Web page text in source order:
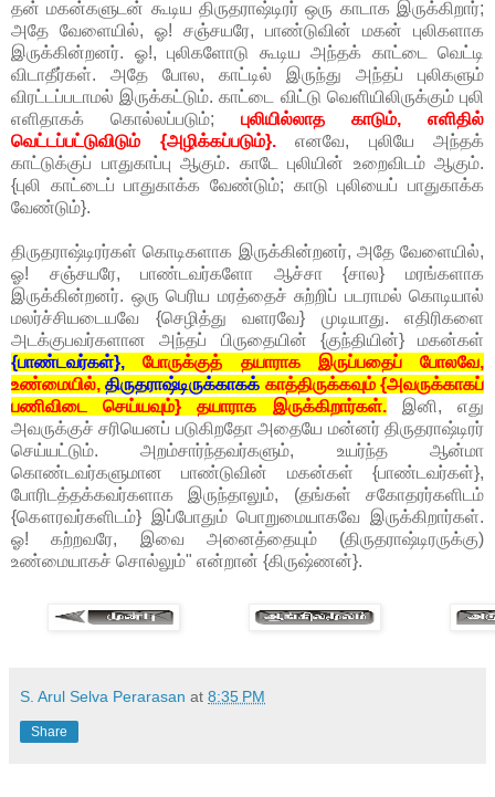
தன் மகன்களுடன் கூடிய திருதராஷ்டிரர் ஒரு காடாக இருக்கிறார்;
அதே வேளையில், ஓ! சஞ்சயரே, பாண்டுவின் மகன் புலிகளாக
இருக்கின்றனர். ஓ!, புலிகளோடு கூடிய அந்தக் காட்டை வெட்டி
விடாதீர்கள். அதே போல, காட்டில் இருந்து அந்தப் புலிகளும்
விரட்டப்படாமல் இருக்கட்டும். காட்டை விட்டு வெளியிலிருக்கும் புலி
எளிதாகக் கொல்லப்படும்; புலியில்லாத காடும், எளிதில்
வெட்டப்பட்டுவிடும் {அழிக்கப்படும்}.எனவே, புலியே அந்தக்
காட்டுக்குப் பாதுகாப்பு ஆகும். காடே புலியின் உறைவிடம் ஆகும்.
{புலி காட்டைப் பாதுகாக்க வேண்டும்; காடு புலியைப் பாதுகாக்க
வேண்டும்}.
திருதராஷ்டிரர்கள் கொடிகளாக இருக்கின்றனர், அதே வேளையில்,
ஓ! சஞ்சயரே, பாண்டவர்களோ ஆச்சா {சால} மரங்களாக
இருக்கின்றனர். ஒரு பெரிய மரத்தைச் சுற்றிப் படராமல் கொடியால்
மலர்ச்சியடையவே {செழித்து வளரவே} முடியாது. எதிரிகளை
அடக்குபவர்களான அந்தப் பிருதையின் {குந்தியின்} மகன்கள்
{பாண்டவர்கள்},போருக்குத் தயாராக இருப்பதைப் போலவே,
உண்மையில்,திருதராஷ்டிருக்காகக் காத்திருக்கவும் {அவருக்காகப்
பணிவிடை செய்யவும்} தயாராக இருக்கிறார்கள்.இனி, எது
அவருக்குச் சரியெனப் படுகிறதோ அதையே மன்னர் திருதராஷ்டிரர்
செய்யட்டும். அறம்சார்ந்தவர்களும், உயர்ந்த ஆன்மா
கொண்டவர்களுமான பாண்டுவின் மகன்கள் {பாண்டவர்கள்},
போரிடத்தக்கவர்களாக இருந்தாலும், (தங்கள் சகோதரர்களிடம்
{கௌரவர்களிடம்} இப்போதும் பொறுமையாகவே இருக்கிறார்கள்.
ஓ! கற்றவரே, இவை அனைத்தையும் (திருதராஷ்டிரருக்கு)
உண்மையாகச் சொல்லும்" என்றான் {கிருஷ்ணன்}.
S. Arul Selva Perarasan at 8:35 PM
Share